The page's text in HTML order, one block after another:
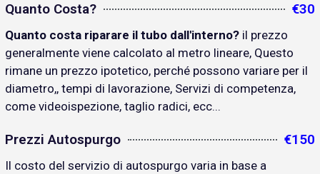
Quanto Costa? €30
Quanto costa riparare il tubo dall'interno? il prezzo
generalmente viene calcolato al metro lineare, Questo
rimane un prezzo ipotetico, perché possono variare per il
diametro,, tempi di lavorazione, Servizi di competenza,
come videoispezione, taglio radici, ecc...
Prezzi Autospurgo €150
Il costo del servizio di autospurgo varia in base a